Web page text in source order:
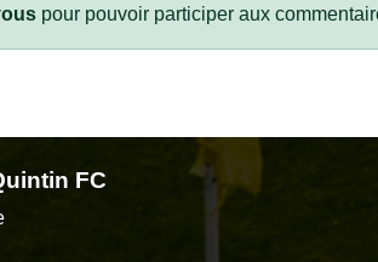
pour pouvoir participer aux
FC